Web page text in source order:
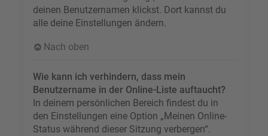
deinen Benutzernamen klickst. Dort kannst du
alle deine Einstellungen ändern.
Nach oben
Wie kann ich verhindern, dass mein
Benutzername in der Online-Liste auftaucht?
In deinem persönlichen Bereich findest du in
den Einstellungen eine Option „Meinen Online-
Status während dieser Sitzung verbergen“.